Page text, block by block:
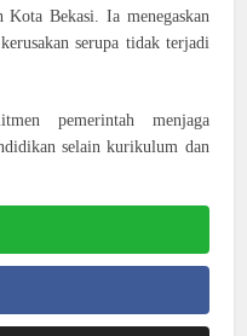
Bekasi. Ia menegaskan
serupa tidak terjadi
pemerintah menjaga
selain kurikulum dan